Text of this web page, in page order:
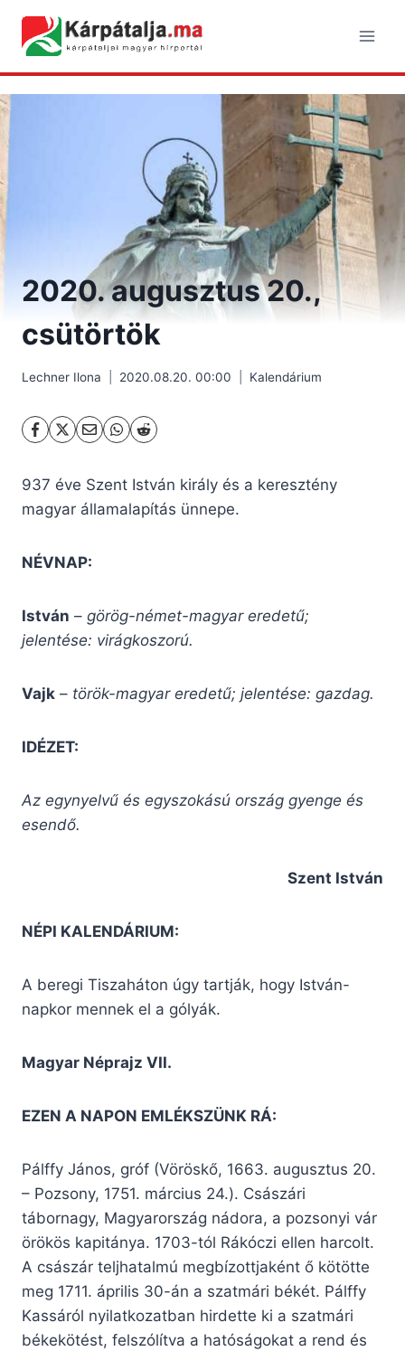
content
2020. augusztus 20.,
csütörtök
Lechner Ilona 2020.08.20. 00:00 Kalendárium
937 éve Szent István király és a keresztény
magyar államalapítás ünnepe.
NÉVNAP:
István – görög-német-magyar eredetű;
jelentése: virágkoszorú.
Vajk – török-magyar eredetű; jelentése: gazdag.
IDÉZET:
Az egynyelvű és egyszokású ország gyenge és
esendő.
Szent István
NÉPI KALENDÁRIUM:
A beregi Tiszaháton úgy tartják, hogy István-
napkor mennek el a gólyák.
Magyar Néprajz VII.
EZEN A NAPON EMLÉKSZÜNK RÁ:
Pálffy János, gróf (Vöröskő, 1663. augusztus 20.
– Pozsony, 1751. március 24.). Császári
tábornagy, Magyarország nádora, a pozsonyi vár
örökös kapitánya. 1703-tól Rákóczi ellen harcolt.
A császár teljhatalmú megbízottjaként ő kötötte
meg 1711. április 30-án a szatmári békét. Pálffy
Kassáról nyilatkozatban hirdette ki a szatmári
békekötést, felszólítva a hatóságokat a rend és